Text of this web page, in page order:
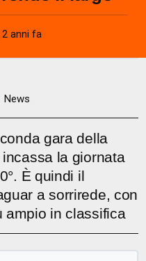
2 anni fa
News
gara della
la giornata
È quindi il
a sorrirede, con
ampio in classifica